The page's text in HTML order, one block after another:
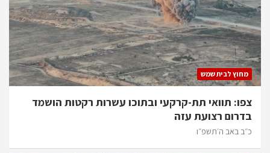
מחוץ לבית שמש
צפו: תוואי תת-קרקעי ובתוכו עשרות רקטות הושמד
בדרום רצועת עזה
כ״ב באב ה׳תשפ״ו